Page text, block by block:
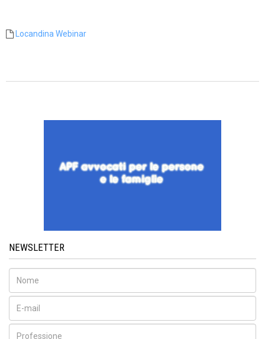
Locandina Webinar
NEWSLETTER